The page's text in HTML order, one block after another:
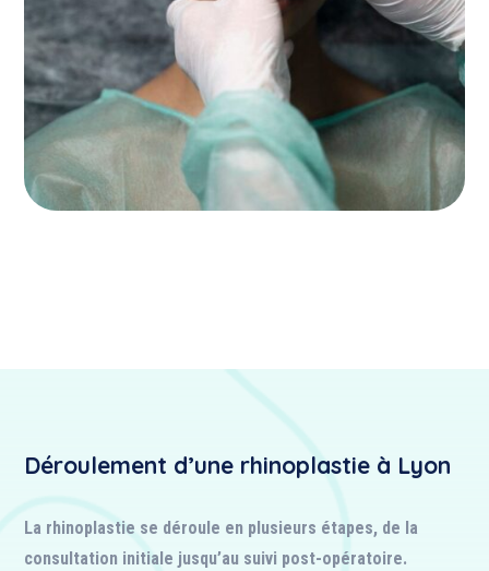
Déroulement d’une rhinoplastie à Lyon
La rhinoplastie se déroule en plusieurs étapes, de la
consultation initiale jusqu’au suivi post-opératoire.